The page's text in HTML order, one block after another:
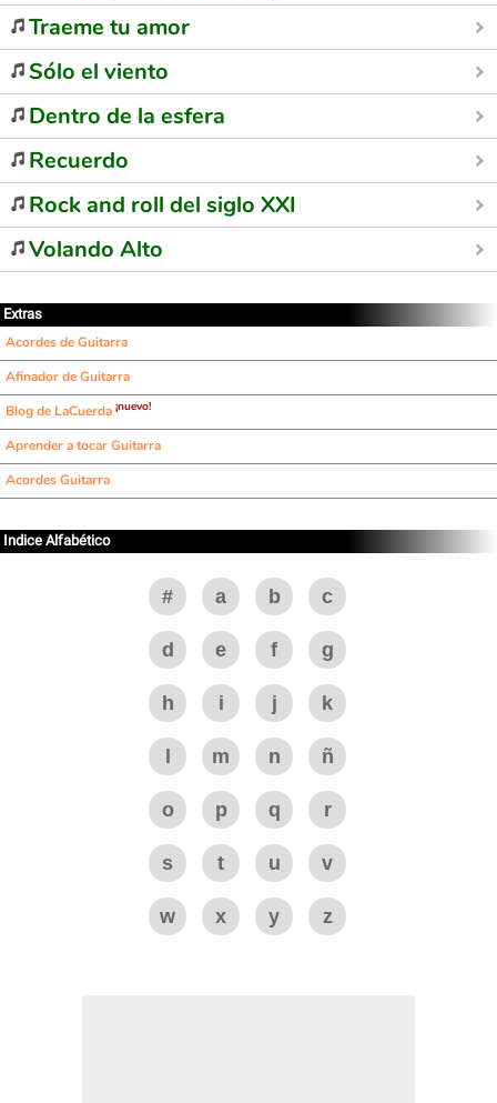
Traeme tu amor
Sólo el viento
Dentro de la esfera
Recuerdo
Rock and roll del siglo XXI
Volando Alto
Extras
Acordes de Guitarra
Afinador de Guitarra
Blog de LaCuerda ¡nuevo!
Aprender a tocar Guitarra
Acordes Guitarra
Indice Alfabético
# a b c
d e f g
h i j k
m n ñ
o p q r
s t u v
w x y z